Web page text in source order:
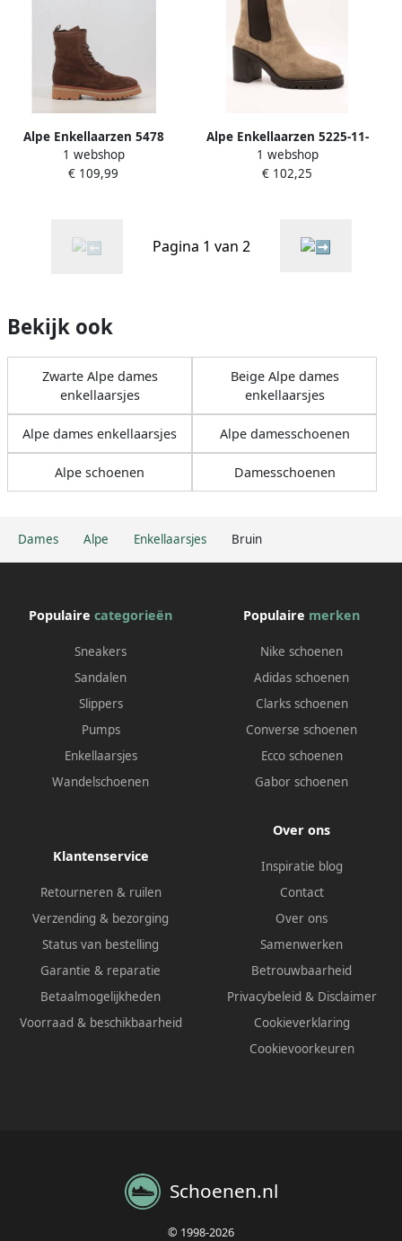
Dames Alpe Enkellaarsjes Bruin
Alpe Enkellaarzen 5478
1 webshop
€ 109,99
Alpe Enkellaarzen 5225-11-
37
1 webshop
€ 102,25
Pagina 1 van 2
Bekijk ook
Zwarte Alpe dames
enkellaarsjes
Beige Alpe dames
enkellaarsjes
Alpe dames enkellaarsjes Alpe damesschoenen
Alpe schoenen Damesschoenen
Populaire categorieën
Sneakers
Sandalen
Slippers
Pumps
Enkellaarsjes
Wandelschoenen
Populaire merken
Nike schoenen
Adidas schoenen
Clarks schoenen
Converse schoenen
Ecco schoenen
Gabor schoenen
Klantenservice
Retourneren & ruilen
Verzending & bezorging
Status van bestelling
Garantie & reparatie
Betaalmogelijkheden
Voorraad & beschikbaarheid
Over ons
Inspiratie blog
Contact
Over ons
Samenwerken
Betrouwbaarheid
Privacybeleid & Disclaimer
Cookieverklaring
Cookievoorkeuren
Schoenen.nl
© 1998-2026